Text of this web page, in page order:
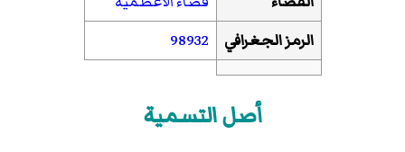
الرمز الجغرافي
98932
أصل التسمية